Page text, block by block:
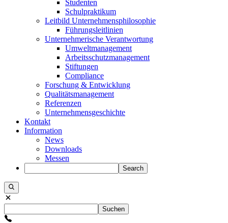
Studenten
Schulpraktikum
Leitbild Unternehmensphilosophie
Führungsleitlinien
Unternehmerische Verantwortung
Umweltmanagement
Arbeitsschutzmanagement
Stiftungen
Compliance
Forschung & Entwicklung
Qualitätsmanagement
Referenzen
Unternehmensgeschichte
Kontakt
Information
News
Downloads
Messen
Search
Suchen